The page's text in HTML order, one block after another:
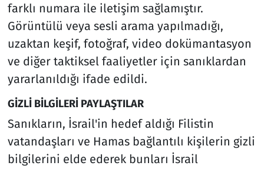
farklı numara ile iletişim sağlamıştır.
Görüntülü veya sesli arama yapılmadığı,
uzaktan keşif, fotoğraf, video dokümantasyon
ve diğer taktiksel faaliyetler için sanıklardan
yararlanıldığı ifade edildi.
GİZLİ BİLGİLERİ PAYLAŞTILAR
Sanıkların, İsrail'in hedef aldığı Filistin
vatandaşları ve Hamas bağlantılı kişilerin gizli
bilgilerini elde ederek bunları İsrail